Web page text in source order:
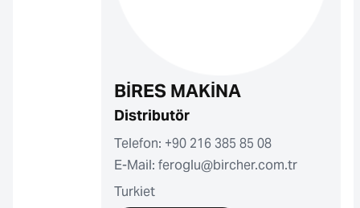
BİRES MAKİNA
Distributör
Telefon: +90 216 385 85 08
E-Mail: feroglu@bircher.com.tr
Turkiet